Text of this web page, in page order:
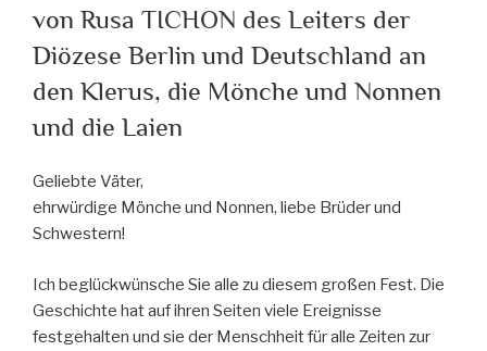
von Rusa TICHON des Leiters der
Diözese Berlin und Deutschland an
den Klerus, die Mönche und Nonnen
und die Laien
Geliebte Väter,
ehrwürdige Mönche und Nonnen, liebe Brüder und
Schwestern!
Ich beglückwünsche Sie alle zu diesem großen Fest. Die
Geschichte hat auf ihren Seiten viele Ereignisse
festgehalten und sie der Menschheit für alle Zeiten zur